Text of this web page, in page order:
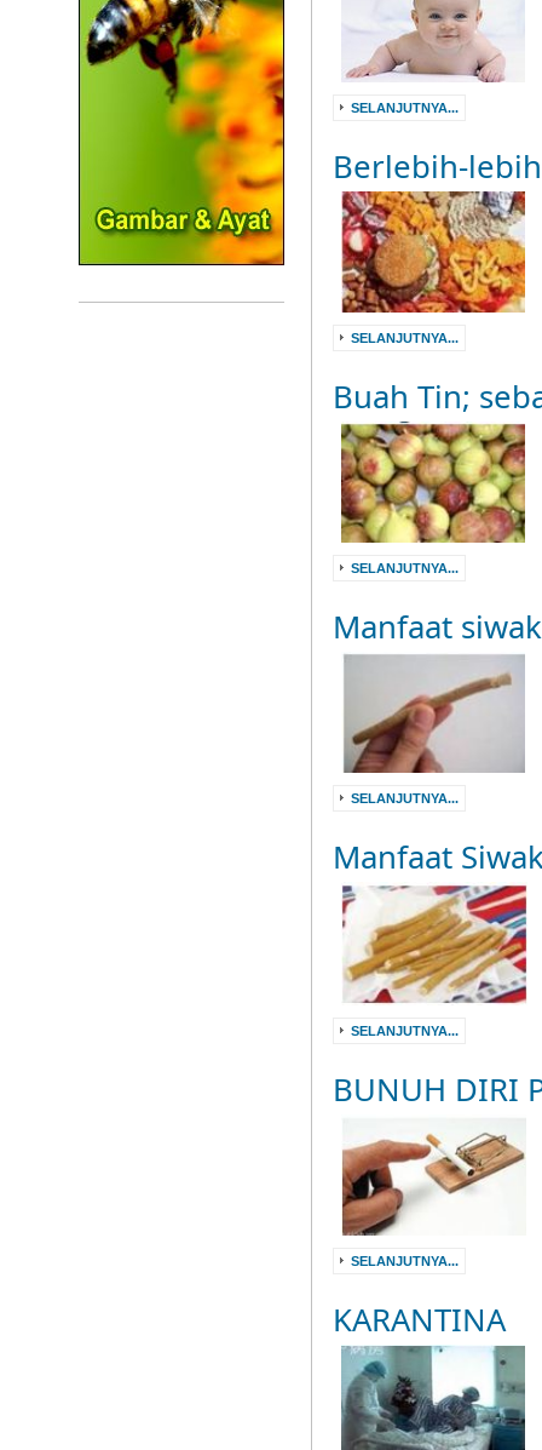
SELANJUTNYA...
Berlebih-
SELANJUTNYA...
Buah Tin;
SELANJUTNYA...
Manfaat
SELANJUTNYA...
Manfaat
SELANJUTNYA...
BUNUH DIRI
SELANJUTNYA...
KARANTINA